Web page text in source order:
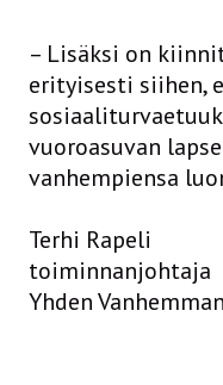
– Lisäksi on
erityisesti siihen,
vuoroasuvan
vanhempiensa
Terhi Rapeli
toiminnanjohtaja
Yhden